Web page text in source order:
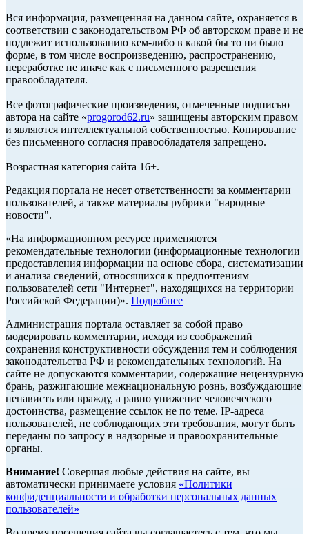
Вся информация, размещенная на данном сайте, охраняется в
соответствии с законодательством РФ об авторском праве и не
подлежит использованию кем-либо в какой бы то ни было
форме, в том числе воспроизведению, распространению,
переработке не иначе как с письменного разрешения
правообладателя.
Все фотографические произведения, отмеченные подписью
автора на сайте «progorod62.ru» защищены авторским правом
и являются интеллектуальной собственностью. Копирование
без письменного согласия правообладателя запрещено.
Возрастная категория сайта 16+.
Редакция портала не несет ответственности за комментарии
пользователей, а также материалы рубрики "народные
новости".
«На информационном ресурсе применяются
рекомендательные технологии (информационные технологии
предоставления информации на основе сбора, систематизации
и анализа сведений, относящихся к предпочтениям
пользователей сети "Интернет", находящихся на территории
Российской Федерации)». Подробнее
Администрация портала оставляет за собой право
модерировать комментарии, исходя из соображений
сохранения конструктивности обсуждения тем и соблюдения
законодательства РФ и рекомендательных технологий. На
сайте не допускаются комментарии, содержащие нецензурную
брань, разжигающие межнациональную рознь, возбуждающие
ненависть или вражду, а равно унижение человеческого
достоинства, размещение ссылок не по теме. IP-адреса
пользователей, не соблюдающих эти требования, могут быть
переданы по запросу в надзорные и правоохранительные
органы.
Внимание! Совершая любые действия на сайте, вы
автоматически принимаете условия «Политики
конфиденциальности и обработки персональных данных
пользователей»